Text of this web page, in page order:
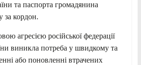
та паспорта громадянина
за кордон.
агресією російської федерації
виникла потреба у швидкому та
або поновленні втрачених